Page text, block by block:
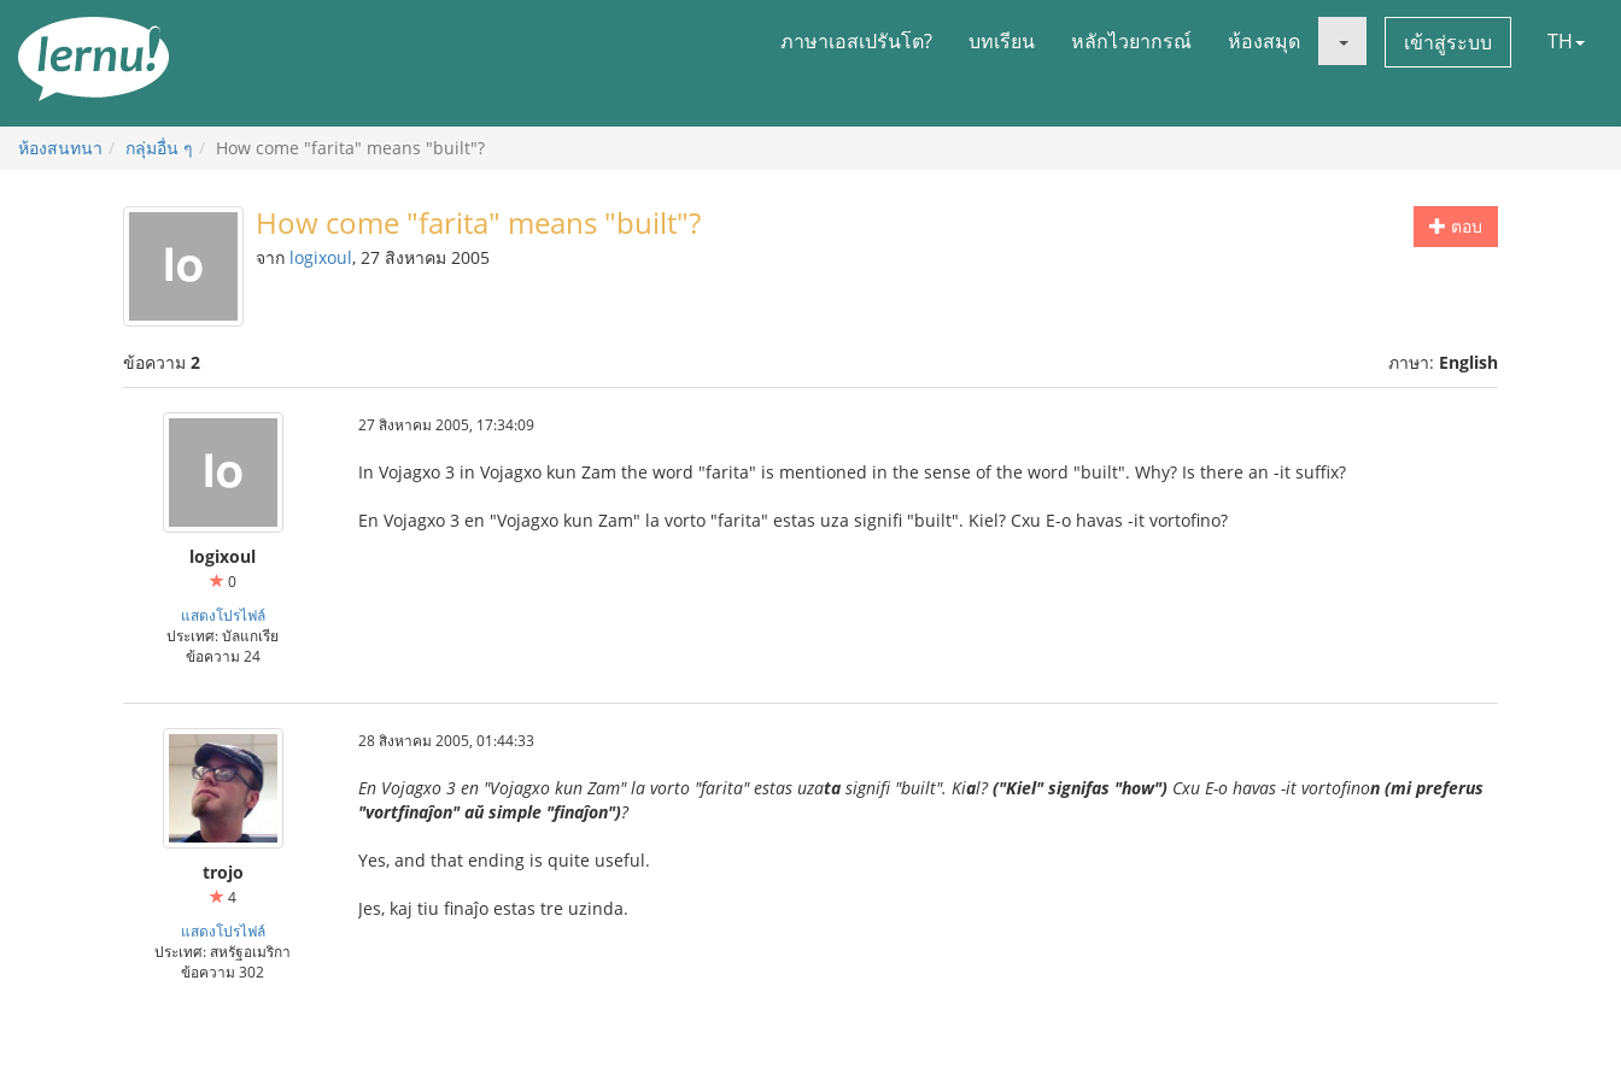
สารบัญ
ภาษาเอสเปรันโต? บทเรียน หลักไวยากรณ์ ห้องสมุด เข้าสู่ระบบ TH
ห้องสนทนา กลุ่มอื่น ๆ How come "farita" means "built"?
ตอบ
How come "farita" means "built"?
จาก logixoul, 27 สิงหาคม 2005
ข้อความ 2 ภาษา: English
logixoul
0
แสดงโปรไฟล์
ประเทศ: บัลแกเรีย
ข้อความ 24
27 สิงหาคม 2005, 17:34:09
In Vojagxo 3 in Vojagxo kun Zam the word "farita" is mentioned in the sense of the word "built". Why? Is there an -it suffix?
En Vojagxo 3 en "Vojagxo kun Zam" la vorto "farita" estas uza signifi "built". Kiel? Cxu E-o havas -it vortofino?
trojo
4
แสดงโปรไฟล์
ประเทศ: สหรัฐอเมริกา
ข้อความ 302
28 สิงหาคม 2005, 01:44:33
En Vojagxo 3 en "Vojagxo kun Zam" la vorto "farita" estas uzata signifi "built". Kial?("Kiel" signifas "how") Cxu E-o havas -it vortofinon (mi preferus
"vortfinaĵon" aŭ simple "finaĵon")?
Yes, and that ending is quite useful.
Jes, kaj tiu finaĵo estas tre uzinda.